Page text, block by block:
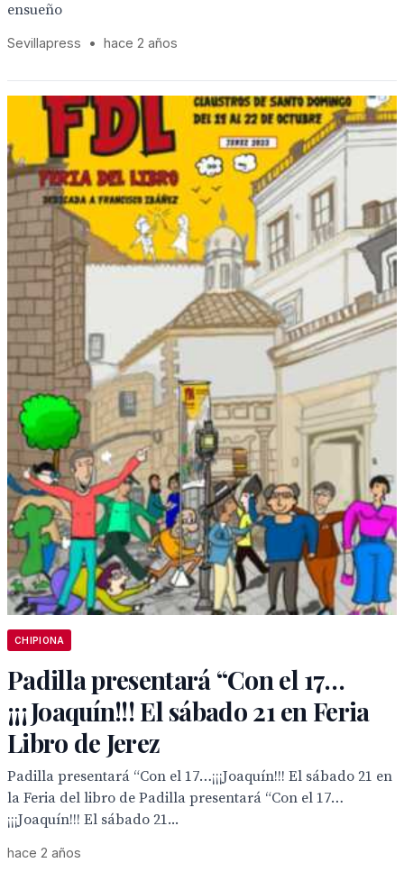
ensueño
Sevillapress • hace 2 años
CHIPIONA
Padilla presentará “Con el 17…
¡¡¡Joaquín!!! El sábado 21 en Feria
Libro de Jerez
Padilla presentará “Con el 17…¡¡¡Joaquín!!! El sábado 21 en
la Feria del libro de Padilla presentará “Con el 17…
¡¡¡Joaquín!!! El sábado 21...
hace 2 años